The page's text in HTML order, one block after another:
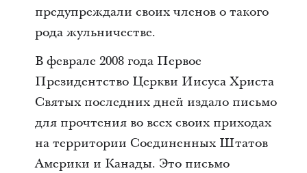
предупреждали своих членов о такого
рода жульничестве.
В феврале 2008 года Первое
Президентство Церкви Иисуса Христа
Святых последних дней издало письмо
для прочтения во всех своих приходах
на территории Соединенных Штатов
Америки и Канады. Это письмо